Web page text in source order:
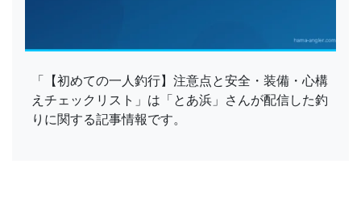
「【初めての一人釣行】注意点と安全・装備・心構
えチェックリスト」は「とあ浜」さんが配信した釣
りに関する記事情報です。